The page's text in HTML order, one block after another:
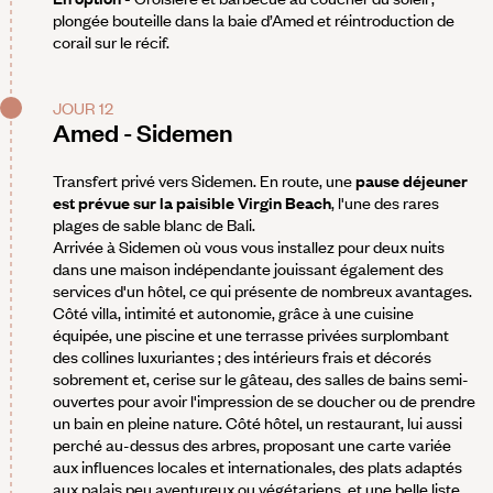
plongée bouteille dans la baie d’Amed et réintroduction de
corail sur le récif.
JOUR 12
Amed - Sidemen
Transfert privé vers Sidemen. En route, unepause déjeuner
est prévuesur la paisible Virgin Beach, l'une des rares
plages de sable blanc de Bali.
Arrivée à Sidemen où vous vous installez pour deux nuits
dans une maison indépendante jouissant également des
services d'un hôtel, ce qui présente de nombreux avantages.
Côté villa, intimité et autonomie, grâce à une cuisine
équipée, une piscine et une terrasse privées surplombant
des collines luxuriantes ; des intérieurs frais et décorés
sobrement et, cerise sur le gâteau, des salles de bains semi-
ouvertes pour avoir l'impression de se doucher ou de prendre
un bain en pleine nature. Côté hôtel, un restaurant, lui aussi
perché au-dessus des arbres, proposant une carte variée
aux influences locales et internationales, des plats adaptés
aux palais peu aventureux ou végétariens, et une belle liste